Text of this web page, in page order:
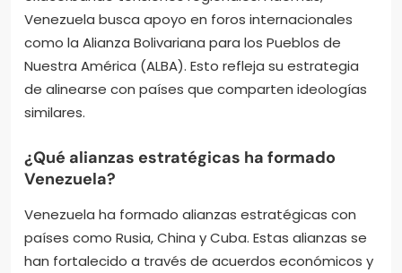
Venezuela busca apoyo en foros internacionales
como la Alianza Bolivariana para los Pueblos de
Nuestra América (ALBA). Esto refleja su estrategia
de alinearse con países que comparten ideologías
similares.
¿Qué alianzas estratégicas ha formado
Venezuela?
Venezuela ha formado alianzas estratégicas con
países como Rusia, China y Cuba. Estas alianzas se
han fortalecido a través de acuerdos económicos y